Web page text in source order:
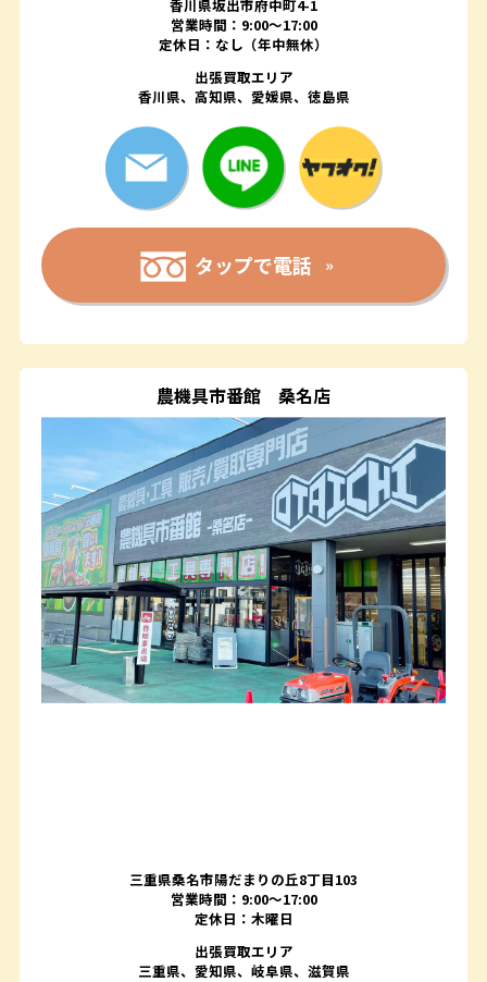
香川県坂出市府中町4-1
営業時間：9:00～17:00
定休日：なし（年中無休）
出張買取エリア
香川県、高知県、愛媛県、徳島県
タップで電話
農機具市番館 桑名店
三重県桑名市陽だまりの丘8丁目103
営業時間：9:00〜17:00
定休日：木曜日
出張買取エリア
三重県、愛知県、岐阜県、滋賀県